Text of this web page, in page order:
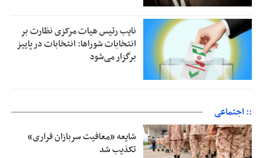
نایب رئیس هیات مرکزی نظارت بر
انتخابات شوراها: انتخابات در پاییز
برگزار می‌شود
:: اجتماعی
شایعه «معافیت سربازان فراری»
تکذیب شد